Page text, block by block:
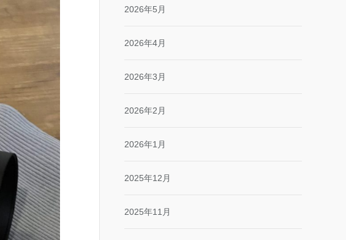
2026年5月
2026年4月
2026年3月
2026年2月
2026年1月
2025年12月
2025年11月